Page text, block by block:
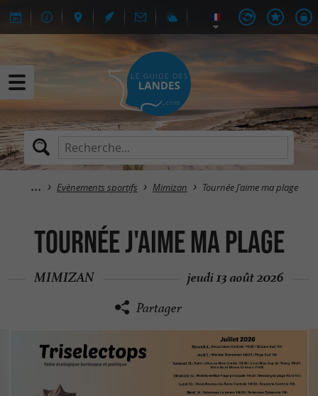
Evènements sportifs Mimizan Tournée J'aime ma plage
Tournée J'aime ma plage
MIMIZAN jeudi 13 août 2026
Partager